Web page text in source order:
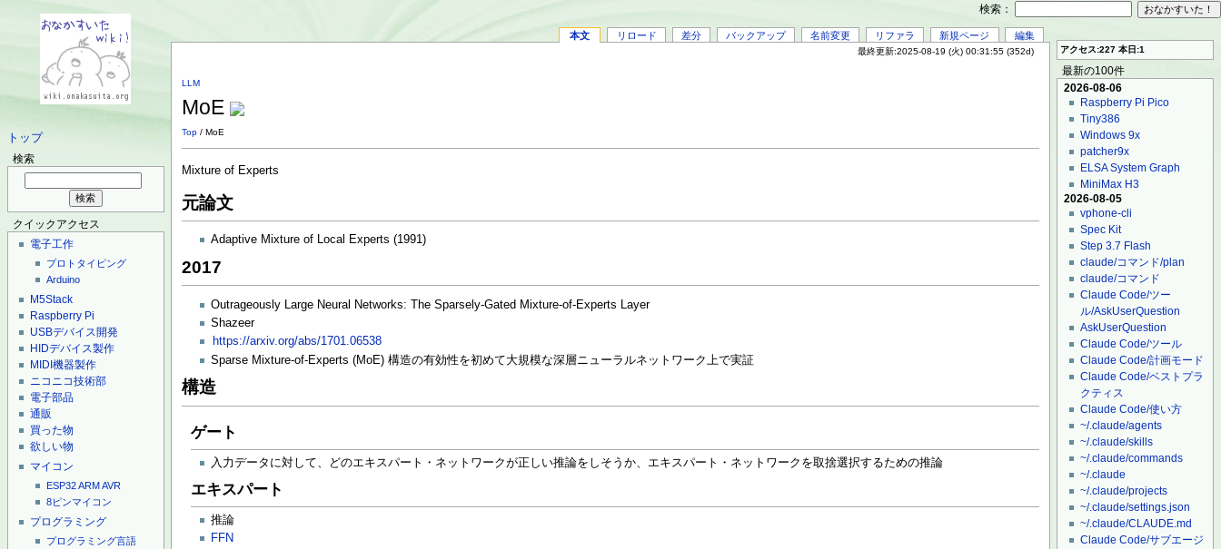
トップ
検索
クイックアクセス
電子工作
プロトタイピング
Arduino
M5Stack
Raspberry Pi
USBデバイス開発
HIDデバイス製作
MIDI機器製作
ニコニコ技術部
電子部品
通販
買った物
欲しい物
マイコン
ESP32ARMAVR
8ピンマイコン
プログラミング
プログラミング言語
本文 リロード 差分 バックアップ 名前変更 リファラ 新規ページ 編集
最終更新:2025-08-19 (火) 00:31:55 (352d)
LLM
MoE
Top / MoE
Mixture of Experts
元論文
Adaptive Mixture of Local Experts (1991)
2017
Outrageously Large Neural Networks: The Sparsely-Gated Mixture-of-Experts Layer
Shazeer
https://arxiv.org/abs/1701.06538
Sparse Mixture-of-Experts (MoE) 構造の有効性を初めて大規模な深層ニューラルネットワーク上で実証
構造
ゲート
入力データに対して、どのエキスパート・ネットワークが正しい推論をしそうか、エキスパート・ネットワークを取捨選択するための推論
エキスパート
推論
FFN
アクセス:227 本日:1
最新の100件
2026-08-06
Raspberry Pi Pico
Tiny386
Windows 9x
patcher9x
ELSA System Graph
MiniMax H3
2026-08-05
vphone-cli
Spec Kit
Step 3.7 Flash
claude/コマンド/plan
claude/コマンド
Claude Code/ツー
ル/AskUserQuestion
AskUserQuestion
Claude Code/ツール
Claude Code/計画モード
Claude Code/ベストプラ
クティス
Claude Code/使い方
~/.claude/agents
~/.claude/skills
~/.claude/commands
~/.claude
~/.claude/projects
~/.claude/settings.json
~/.claude/CLAUDE.md
Claude Code/サブエージ
検索：